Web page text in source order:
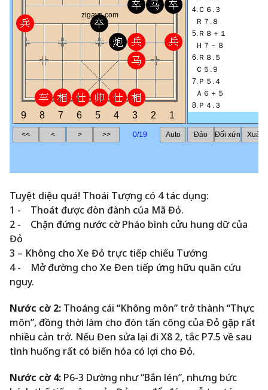
Tuyệt diệu quá! Thoái Tượng có 4 tác dụng:
1 - Thoát được đòn đành của Mã Đỏ.
2 - Chặn đứng nước cờ Pháo bình cửu hung dữ của
Đỏ
3 – Không cho Xe Đỏ trực tiếp chiếu Tướng
4 - Mở đường cho Xe Đen tiếp ứng hữu quân cứu
nguy.
Nước cờ 2: Thoáng cái “Không môn” trở thành “Thực
môn”, đồng thời làm cho đòn tấn công của Đỏ gặp rất
nhiều cản trở. Nếu Đen sửa lại đi X8 2, tắc P7.5 về sau
tình huống rất có biến hóa có lợi cho Đỏ.
Nước cờ 4: P6-3 Dường như “Bắn lén”, nhưng bức